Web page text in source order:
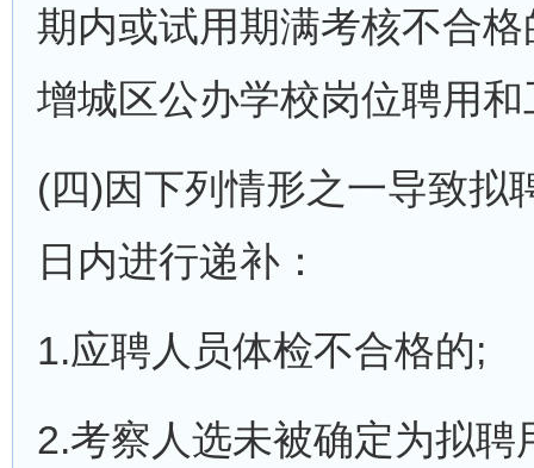
期内或试用期满考核不合
增城区公办学校岗位聘用
(四)因下列情形之一导致拟
日内进行递补：
1.应聘人员体检不合格的;
2.考察人选未被确定为拟聘